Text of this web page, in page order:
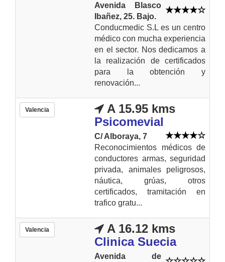
Avenida Blasco
Ibañez, 25. Bajo.
Conducmedic S.L es un centro
médico con mucha experiencia
en el sector. Nos dedicamos a
la realización de certificados
para la obtención y
renovación...
Valencia
A 15.95 kms
Psicomevial
C/ Alboraya, 7
Reconocimientos médicos de
conductores armas, seguridad
privada, animales peligrosos,
náutica, grúas, otros
certificados, tramitación en
trafico gratu...
Valencia
A 16.12 kms
Clinica Suecia
Avenida de